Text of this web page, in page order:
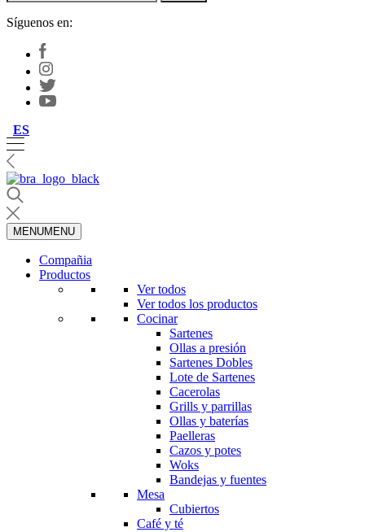
Síguenos en:
ES
MENUMENU
Compañia
Productos
Ver todos
Ver todos los productos
Cocinar
Sartenes
Ollas a presión
Sartenes Dobles
Lote de Sartenes
Cacerolas
Grills y parrillas
Ollas y baterías
Paelleras
Cazos y potes
Woks
Bandejas y fuentes
Mesa
Cubiertos
Café y té